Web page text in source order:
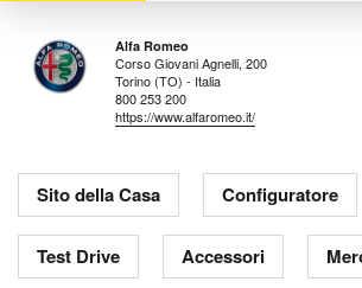
Alfa Romeo
Corso Giovani Agnelli, 200
Torino (TO) - Italia
800 253 200
https://www.alfaromeo.it/
Sito della Casa Configuratore
Test Drive Accessori